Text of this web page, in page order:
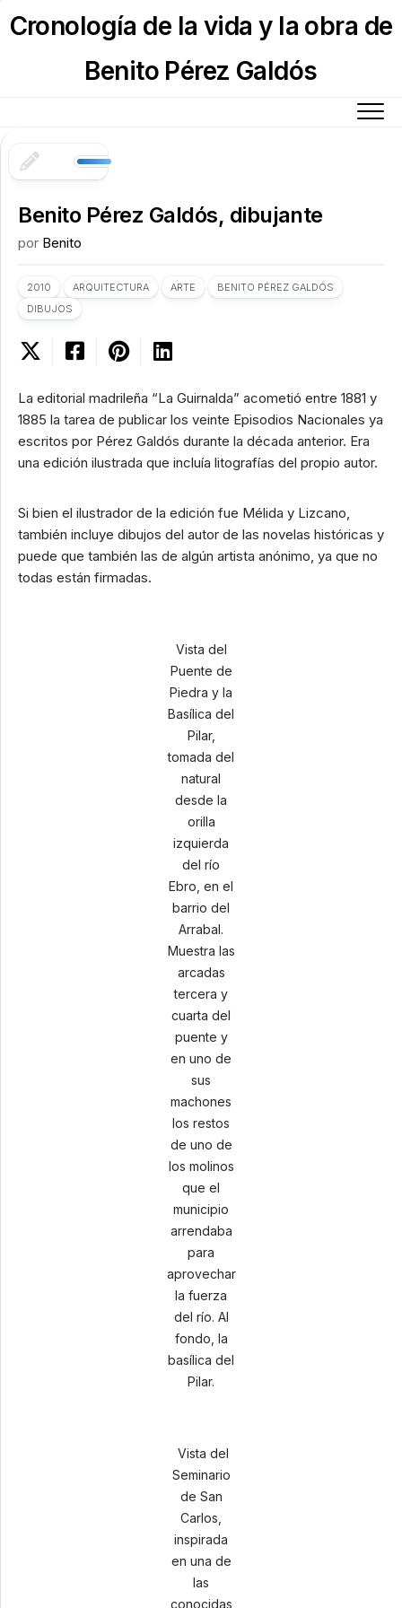
toCronología de la vida y la obra de
Benito Pérez Galdós
Benito Pérez Galdós, dibujante
por Benito
2010 ARQUITECTURA ARTE
BENITO PÉREZ GALDÓS
DIBUJOS
La editorial madrileña “La Guirnalda” acometió entre 1881 y
1885 la tarea de publicar los veinte Episodios Nacionales ya
escritos por Pérez Galdós durante la década anterior. Era
una edición ilustrada que incluía litografías del propio autor.
Si bien el ilustrador de la edición fue Mélida y Lizcano,
también incluye dibujos del autor de las novelas históricas y
puede que también las de algún artista anónimo, ya que no
todas están firmadas.
Vista del
Puente de
Piedra y la
Basílica del
Pilar,
tomada del
natural
desde la
orilla
izquierda
del río
Ebro, en el
barrio del
Arrabal.
Muestra las
arcadas
tercera y
cuarta del
puente y
en uno de
sus
machones
los restos
de uno de
los molinos
que el
municipio
arrendaba
para
aprovechar
la fuerza
del río. Al
fondo, la
basílica del
Pilar.
Vista del
Seminario
de San
Carlos,
inspirada
en una de
las
conocidas